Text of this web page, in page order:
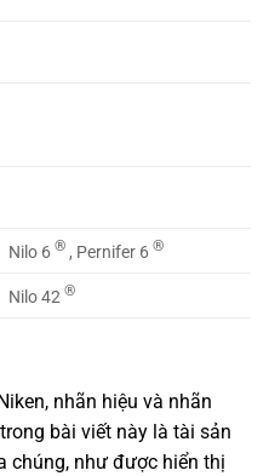
Nilo 6® , Pernifer 6®
Nilo 42®
nhãn hiệu và nhãn
bài viết này là tài sản
chúng, như được hiển thị